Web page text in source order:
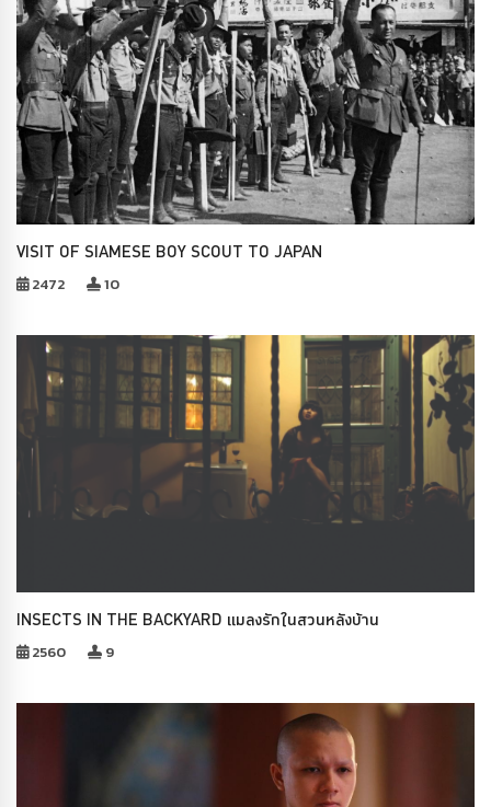
VISIT OF SIAMESE BOY SCOUT TO JAPAN
2472 10
INSECTS IN THE BACKYARD แมลงรักในสวนหลังบ้าน
2560 9